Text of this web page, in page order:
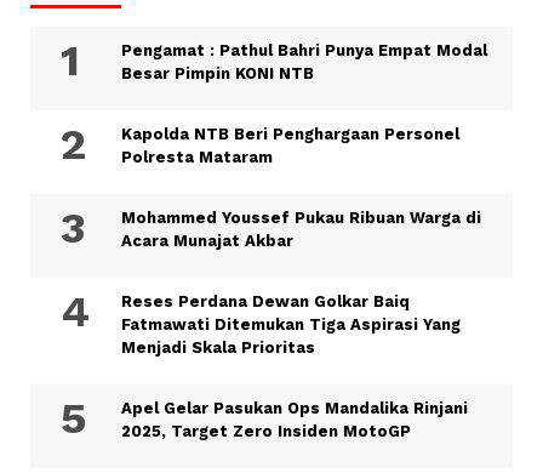
Pengamat : Pathul Bahri Punya Empat Modal
Besar Pimpin KONI NTB
Kapolda NTB Beri Penghargaan Personel
Polresta Mataram
Mohammed Youssef Pukau Ribuan Warga di
Acara Munajat Akbar
Reses Perdana Dewan Golkar Baiq
Fatmawati Ditemukan Tiga Aspirasi Yang
Menjadi Skala Prioritas
Apel Gelar Pasukan Ops Mandalika Rinjani
2025, Target Zero Insiden MotoGP